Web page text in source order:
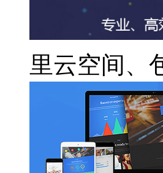
里云空间、